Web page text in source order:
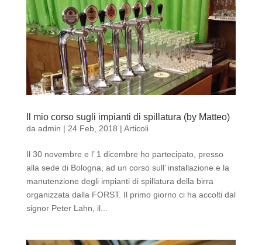
Il mio corso sugli impianti di spillatura (by Matteo)
da admin | 24 Feb, 2018 | Articoli
Il 30 novembre e l’ 1 dicembre ho partecipato, presso
alla sede di Bologna, ad un corso sull’ installazione e la
manutenzione degli impianti di spillatura della birra
organizzata dalla FORST. Il primo giorno ci ha accolti dal
signor Peter Lahn, il...